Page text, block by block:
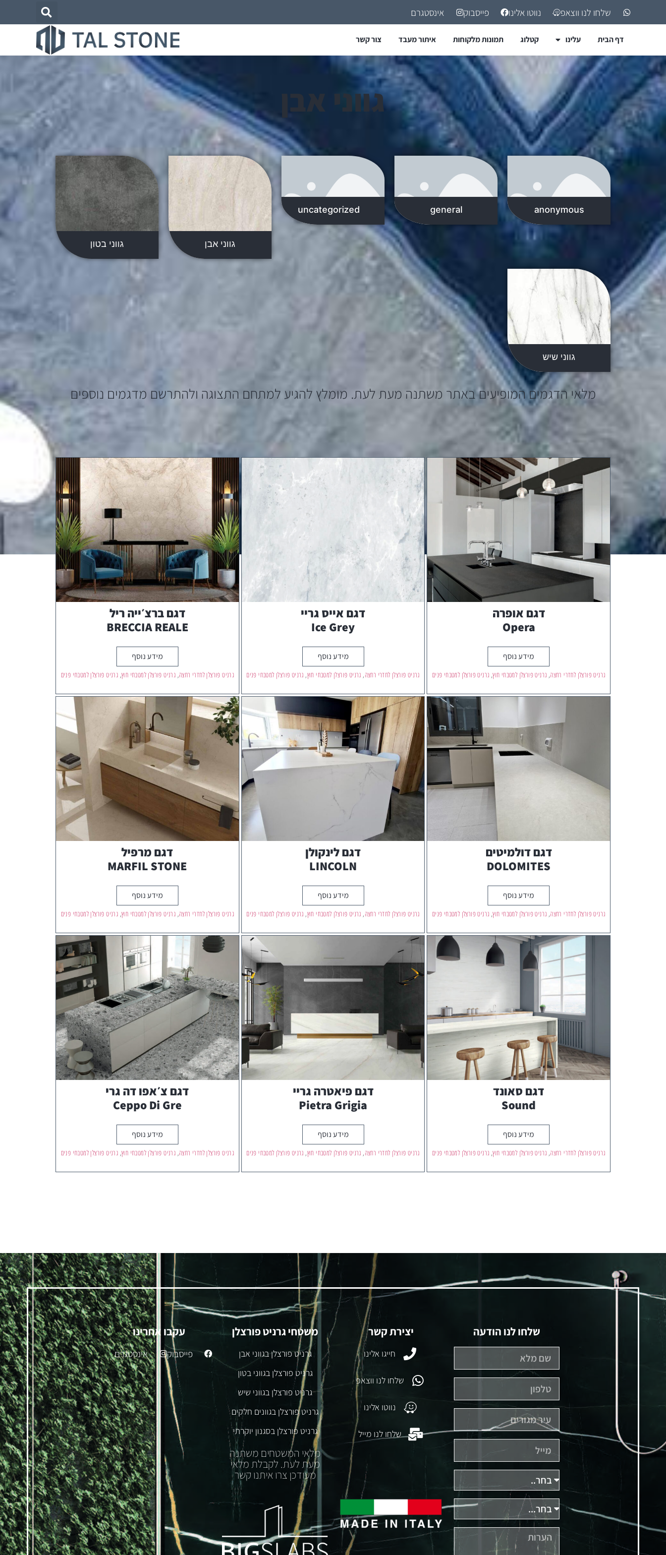
שלחו לנו ווצאפ נווטו אלינו פייסבוק אינסטגרם
דף הבית עלינו קטלוג תמונות מלקוחות איתור מעבד צור קשר
גווני אבן
anonymous
general
uncategorized
גווני אבן גווני בטון
גווני שיש
מלאי הדגמים המופיעים באתר משתנה מעת לעת. מומלץ להגיע למתחם התצוגה ולהתרשם מדגמים נוספים
דגם אופרה
Opera
מידע נוסף
גרניט פורצלן לחדרי רחצה, גרניט פורצלן למטבחי חוץ, גרניט פורצלן למטבחי פנים
דגם אייס גריי
Ice Grey
מידע נוסף
גרניט פורצלן לחדרי רחצה, גרניט פורצלן למטבחי חוץ, גרניט פורצלן למטבחי פנים
דגם ברצ׳ייה ריל
BRECCIA REALE
מידע נוסף
גרניט פורצלן לחדרי רחצה, גרניט פורצלן למטבחי חוץ, גרניט פורצלן למטבחי פנים
דגם דולמיטים
DOLOMITES
מידע נוסף
גרניט פורצלן לחדרי רחצה, גרניט פורצלן למטבחי חוץ, גרניט פורצלן למטבחי פנים
דגם לינקולן
LINCOLN
מידע נוסף
גרניט פורצלן לחדרי רחצה, גרניט פורצלן למטבחי חוץ, גרניט פורצלן למטבחי פנים
דגם מרפיל
MARFIL STONE
מידע נוסף
גרניט פורצלן לחדרי רחצה, גרניט פורצלן למטבחי חוץ, גרניט פורצלן למטבחי פנים
דגם סאונד
Sound
מידע נוסף
גרניט פורצלן לחדרי רחצה, גרניט פורצלן למטבחי חוץ, גרניט פורצלן למטבחי פנים
דגם פיאטרה גריי
Pietra Grigia
מידע נוסף
גרניט פורצלן לחדרי רחצה, גרניט פורצלן למטבחי חוץ, גרניט פורצלן למטבחי פנים
דגם צ׳אפו דה גרי
Ceppo Di Gre
מידע נוסף
גרניט פורצלן לחדרי רחצה, גרניט פורצלן למטבחי חוץ, גרניט פורצלן למטבחי פנים
שלחו לנו הודעה יצירת קשר
חייגו אלינו
שלחו לנו ווצאפ
נווטו אלינו
שלחו לנו מייל
משטחי גרניט פורצלן
גרניט פורצלן בגווני אבן
גרניט פורצלן בגווני בטון
גרניט פורצלן בגווני שיש
גרניט פורצלן בגוונים חלקים
גרניט פורצלן בסגנון יוקרתי
מלאי המשטחים משתנה
מעת לעת. לקבלת מלאי
מעודכן צרו איתנו קשר
עקבו אחרינו
פייסבוק אינסטגרם